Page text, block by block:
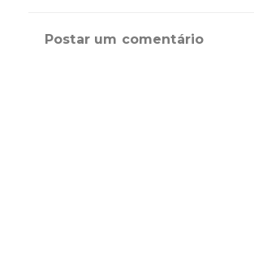
Postar um comentário